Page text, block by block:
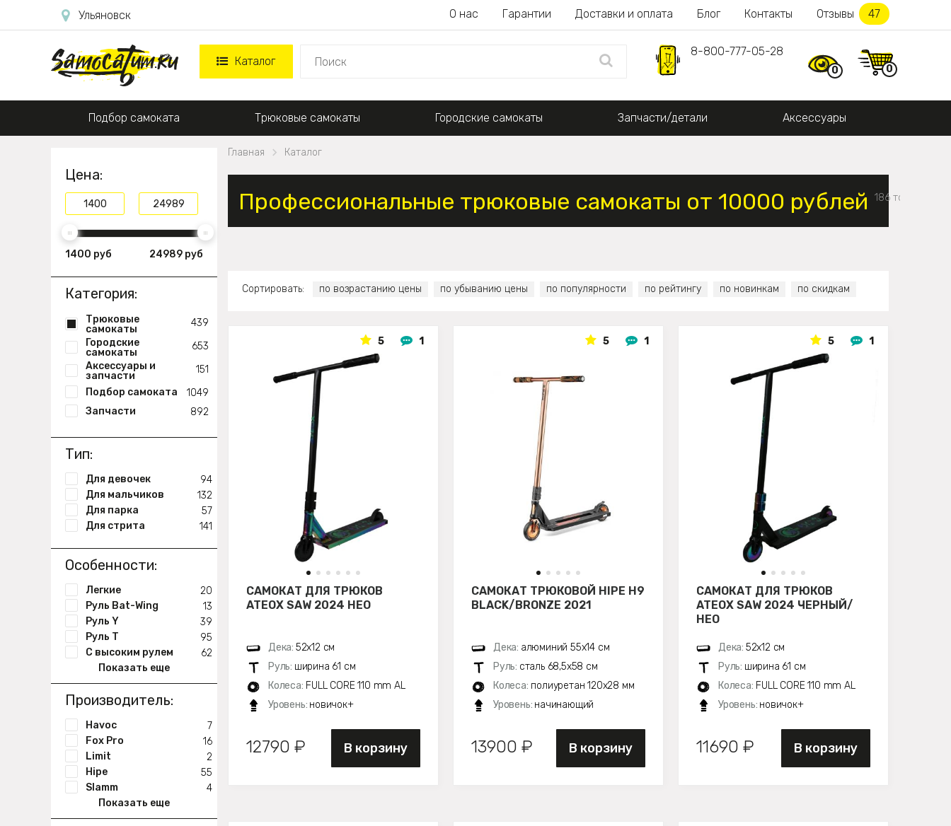
Ульяновск О нас Гарантии Доставки и оплата Блог Контакты Отзывы 47
Каталог
8-800-777-05-28
0 0
Подбор самоката Трюковые самокаты Городские самокаты Запчасти/детали Аксессуары
Цена:
1400 руб 24989 руб
Категория:
Трюковые
самокаты
439
Городские
самокаты
653
Аксессуары и
запчасти
151
Подбор самоката
1049
Запчасти
892
Тип:
Для девочек
94
Для мальчиков
132
Для парка
57
Для стрита
141
Особенности:
Легкие
20
Руль Bat-Wing
13
Руль Y
39
Руль Т
95
С высоким рулем
62
Показать еще
Производитель:
Havoc
7
Fox Pro
16
Limit
2
Hipe
55
Slamm
4
Показать еще
Главная Каталог
Профессиональные трюковые самокаты от 10000 рублей 186 товаров
Сортировать: по возрастанию цены по убыванию цены по популярности по рейтингу по новинкам по скидкам
5 1
САМОКАТ ДЛЯ ТРЮКОВ
ATEOX SAW 2024 НЕО
Дека: 52х12 см
Руль: ширина 61 см
Колеса: FULL CORE 110 mm AL
Уровень: новичок+
12790 ₽ В корзину
5 1
САМОКАТ ТРЮКОВОЙ HIPE H9
BLACK/BRONZE 2021
Дека: алюминий 55х14 см
Руль: сталь 68,5х58 см
Колеса: полиуретан 120x28 мм
Уровень: начинающий
13900 ₽ В корзину
5 1
САМОКАТ ДЛЯ ТРЮКОВ
ATEOX SAW 2024 ЧЕРНЫЙ/
НЕО
Дека: 52х12 см
Руль: ширина 61 см
Колеса: FULL CORE 110 mm AL
Уровень: новичок+
11690 ₽ В корзину